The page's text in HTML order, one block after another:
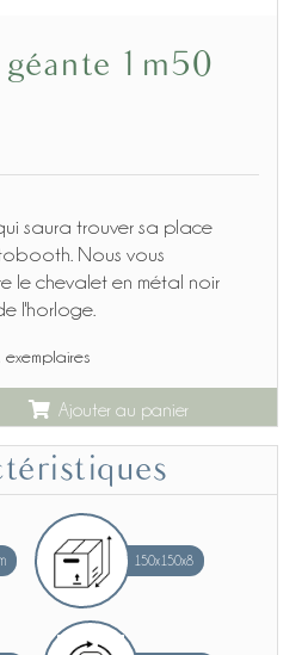
géante 1m50
saura trouver sa place
Nous vous
le chevalet en métal noir
l'horloge.
exemplaires
Ajouter au panier
150x150x8